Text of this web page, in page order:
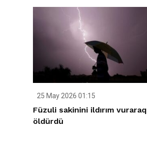
25 May 2026 01:15
Füzuli sakinini ildırım vuraraq
öldürdü